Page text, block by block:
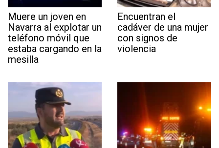
Muere un joven en
Navarra al explotar un
teléfono móvil que
estaba cargando en la
mesilla
Encuentran el
cadáver de una mujer
con signos de
violencia